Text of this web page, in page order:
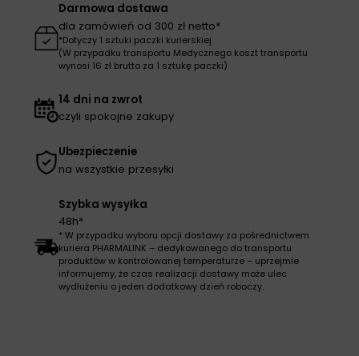
Darmowa dostawa
dla zamówień od 300 zł netto*
*Dotyczy 1 sztuki paczki kurierskiej
(W przypadku transportu Medycznego koszt transportu
wynosi 16 zł brutto za 1 sztukę paczki)
14 dni na zwrot
czyli spokojne zakupy
Ubezpieczenie
na wszystkie przesyłki
Szybka wysyłka
48h*
* W przypadku wyboru opcji dostawy za pośrednictwem
kuriera PHARMALINK – dedykowanego do transportu
produktów w kontrolowanej temperaturze – uprzejmie
informujemy, że czas realizacji dostawy może ulec
wydłużeniu o jeden dodatkowy dzień roboczy.